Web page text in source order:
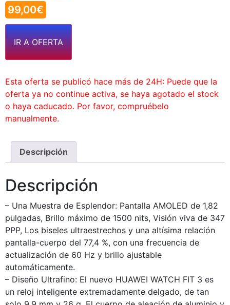
99,00€
IR A OFERTA
Esta oferta se publicó hace más de 24H: Puede que la
oferta ya no continue activa, se haya agotado el stock
o haya caducado. Por favor, compruébelo
manualmente.
Descripción
Descripción
– Una Muestra de Esplendor: Pantalla AMOLED de 1,82
pulgadas, Brillo máximo de 1500 nits, Visión viva de 347
PPP, Los biseles ultraestrechos y una altísima relación
pantalla-cuerpo del 77,4 %, con una frecuencia de
actualización de 60 Hz y brillo ajustable
automáticamente.
– Diseño Ultrafino: El nuevo HUAWEI WATCH FIT 3 es
un reloj inteligente extremadamente delgado, de tan